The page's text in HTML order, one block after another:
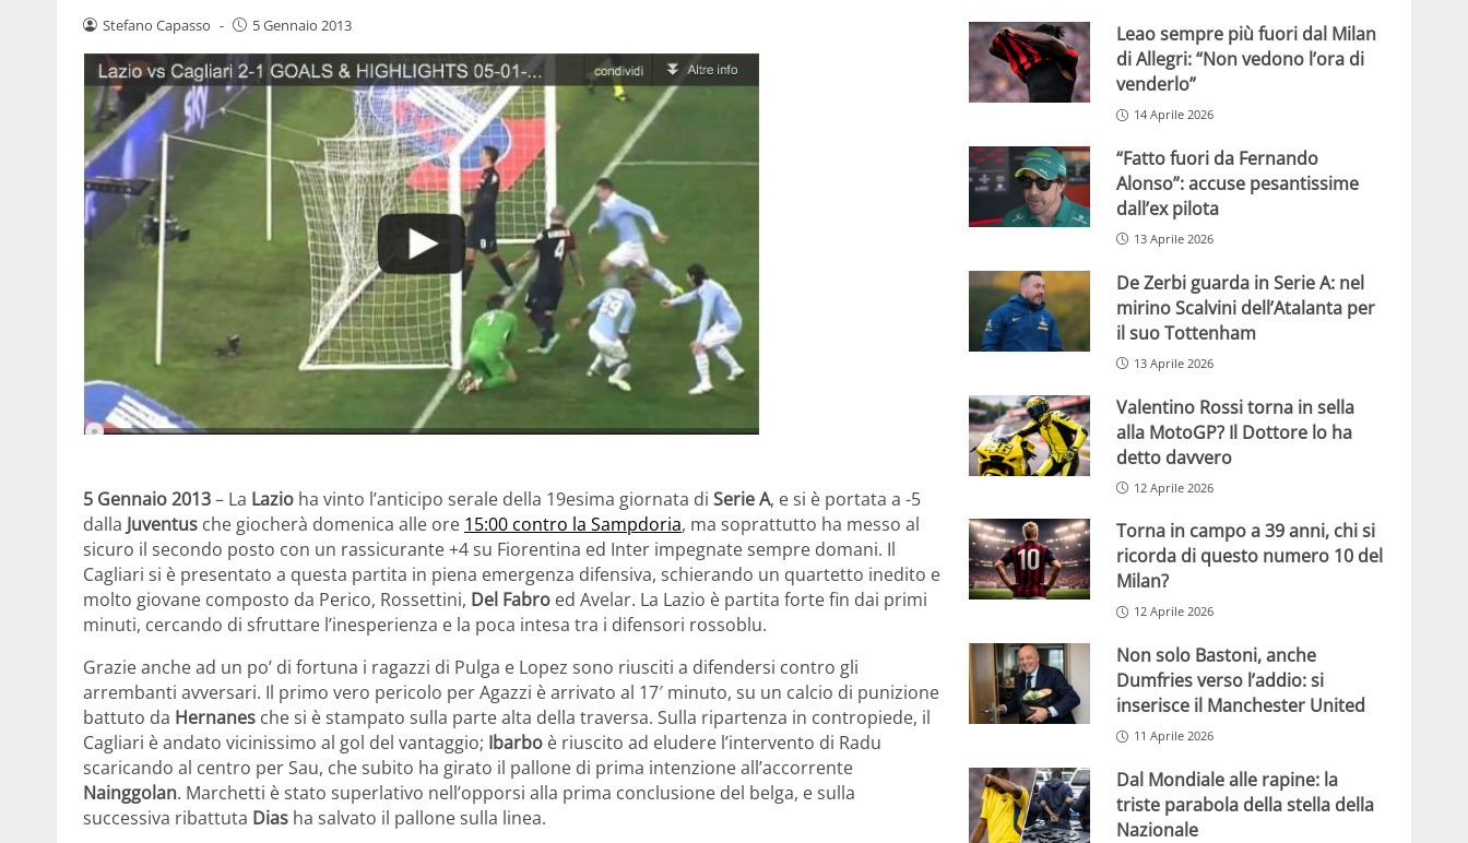
Stefano Capasso - 5 Gennaio 2013
5 Gennaio 2013– La Lazio ha vinto l’anticipo serale della 19esima giornata di Serie A, e si è portata a -5
dalla Juventus che giocherà domenica alle ore 15:00 contro la Sampdoria, ma soprattutto ha messo al
sicuro il secondo posto con un rassicurante +4 su Fiorentina ed Inter impegnate sempre domani. Il
Cagliari si è presentato a questa partita in piena emergenza difensiva, schierando un quartetto inedito e
molto giovane composto da Perico, Rossettini, Del Fabro ed Avelar. La Lazio è partita forte fin dai primi
minuti, cercando di sfruttare l’inesperienza e la poca intesa tra i difensori rossoblu.
Grazie anche ad un po’ di fortuna i ragazzi di Pulga e Lopez sono riusciti a difendersi contro gli
arrembanti avversari. Il primo vero pericolo per Agazzi è arrivato al 17′ minuto, su un calcio di punizione
battuto da Hernanes che si è stampato sulla parte alta della traversa. Sulla ripartenza in contropiede, il
Cagliari è andato vicinissimo al gol del vantaggio; Ibarbo è riuscito ad eludere l’intervento di Radu
scaricando al centro per Sau, che subito ha girato il pallone di prima intenzione all’accorrente
Nainggolan. Marchetti è stato superlativo nell’opporsi alla prima conclusione del belga, e sulla
successiva ribattuta Dias ha salvato il pallone sulla linea.
Leao sempre più fuori dal Milan
di Allegri: “Non vedono l’ora di
venderlo”
14 Aprile 2026
“Fatto fuori da Fernando
Alonso”: accuse pesantissime
dall’ex pilota
13 Aprile 2026
De Zerbi guarda in Serie A: nel
mirino Scalvini dell’Atalanta per
il suo Tottenham
13 Aprile 2026
Valentino Rossi torna in sella
alla MotoGP? Il Dottore lo ha
detto davvero
12 Aprile 2026
Torna in campo a 39 anni, chi si
ricorda di questo numero 10 del
Milan?
12 Aprile 2026
Non solo Bastoni, anche
Dumfries verso l’addio: si
inserisce il Manchester United
11 Aprile 2026
Dal Mondiale alle rapine: la
triste parabola della stella della
Nazionale